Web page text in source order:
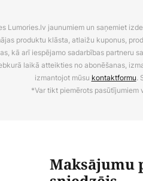
Lumories.lv jaunumiem un saņemiet
produktu klāsta, atlaižu kuponus,
kā arī iespējamo sadarbības partneru
laikā atteikties no abonēšanas,
izmantojot mūsu kontaktformu.
*Var tikt piemērots pasūtījumiem
Maksājumu